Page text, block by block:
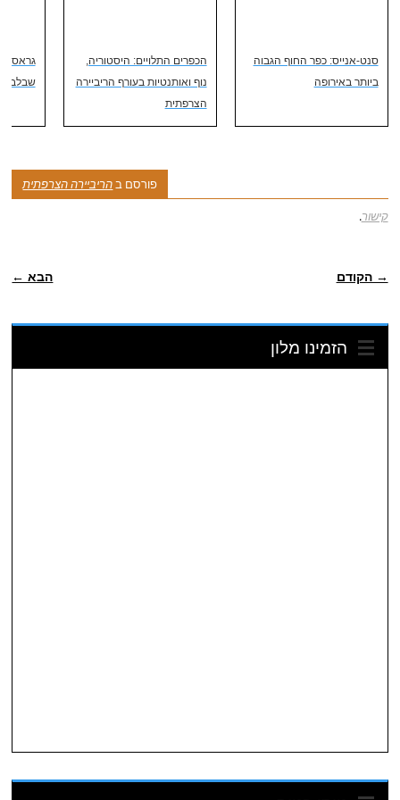
סנט-אנייס: כפר החוף הגבוה
ביותר באירופה
הכפרים התלויים: היסטוריה,
נוף ואותנטיות בעורף הריביירה
הצרפתית
גראס -
שבלב
פורסם בהריביירה הצרפתית
קישור.
→ הקודם הבא ←
הזמינו מלון